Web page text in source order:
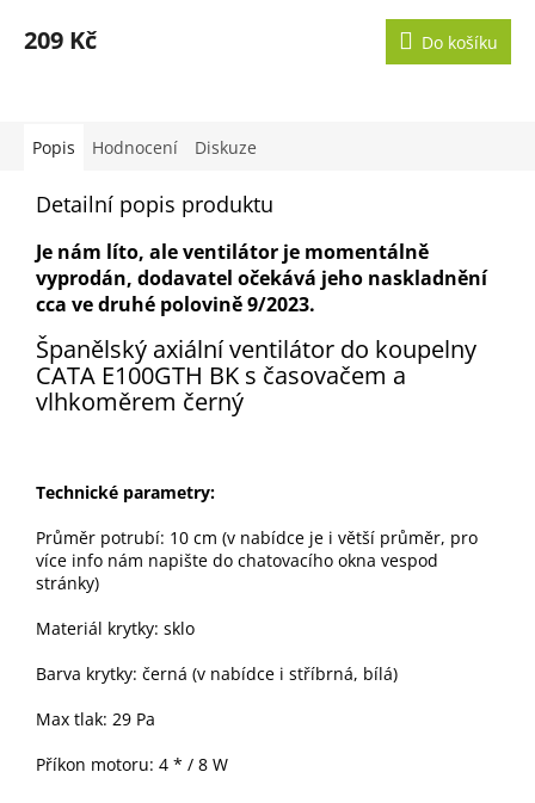
209 Kč Do košíku
Popis Hodnocení Diskuze
Detailní popis produktu
Je nám líto, ale ventilátor je momentálně
vyprodán, dodavatel očekává jeho naskladnění
cca ve druhé polovině 9/2023.
Španělský axiální ventilátor do koupelny
CATA E100GTH BK s časovačem a
vlhkoměrem černý
Technické parametry:
Průměr potrubí: 10 cm (v nabídce je i větší průměr, pro
více info nám napište do chatovacího okna vespod
stránky)
Materiál krytky: sklo
Barva krytky: černá (v nabídce i stříbrná, bílá)
Max tlak: 29 Pa
Příkon motoru: 4 * / 8 W